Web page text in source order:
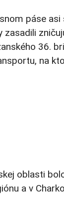
páse
36.
na
oblasti
a v